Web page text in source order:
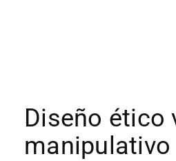
Diseño ético
manipulativo